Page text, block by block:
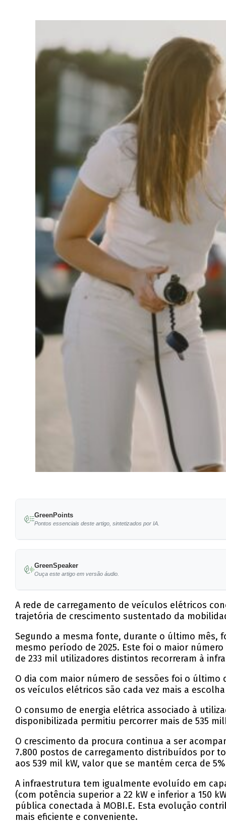
GreenPoints
Pontos essenciais deste artigo, sintetizados por IA.
233 mil utilizadores distintos utilizaram a
A mobilidade elétrica evitou a emissão de
A rede conta atualmente com 7.800 postos
GreenSpeaker
Ouça este artigo em versão áudio.
A rede de carregamento de veículos elétricos
trajetória de crescimento sustentado da
Segundo a mesma fonte, durante o último mês,
mesmo período de 2025. Este foi o maior
de 233 mil utilizadores distintos recorreram à
O dia com maior número de sessões foi o
os veículos elétricos são cada vez mais a
O consumo de energia elétrica associado à
disponibilizada permitiu percorrer mais de 535
O crescimento da procura continua a ser
7.800 postos de carregamento distribuídos por
aos 539 mil kW, valor que se mantém cerca de
A infraestrutura tem igualmente evoluído em
(com potência superior a 22 kW e inferior a 150
pública conectada à MOBI.E. Esta evolução
mais eficiente e conveniente.